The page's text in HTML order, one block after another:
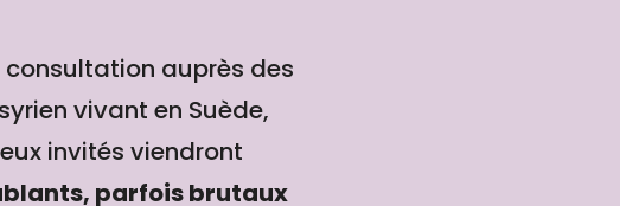
consultation auprès des
vivant en Suède,
invités viendront
parfois brutaux